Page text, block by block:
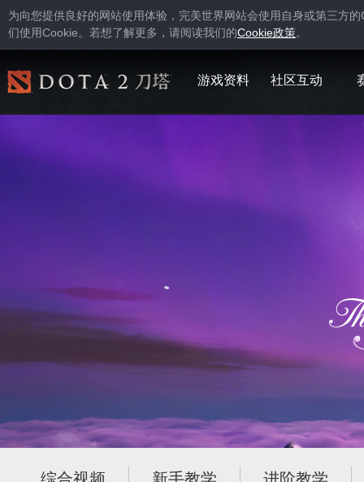
为向您提供良好的网站使用体验，完美世界网站会使用自身或第三方的
们使用Cookie。若想了解更多，请阅读我们的Cookie政策。
游戏资料 社区互动